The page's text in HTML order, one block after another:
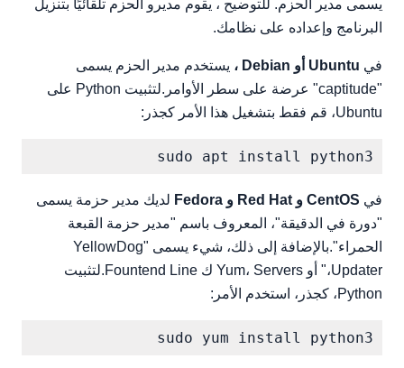
يسمى مدير الحزم. للتوضيح ، يقوم مديرو الحزم تلقائيًا بتنزيل
البرنامج وإعداده على نظامك.
في Ubuntu أو Debian ،
يستخدم مدير الحزم يسمى
"captitude" عرضة على سطر الأوامر.لتثبيت Python على
Ubuntu، قم فقط بتشغيل هذا الأمر كجذر:
sudo apt install python3
في CentOS و Red Hat و Fedora
لديك مدير حزمة يسمى
"دورة في الدقيقة"، المعروف باسم "مدير حزمة القبعة
الحمراء".بالإضافة إلى ذلك، شيء يسمى "YellowDog
Updater،" أو Yum، Servers ك Fountend Line.لتثبيت
Python، كجذر، استخدم الأمر:
sudo yum install python3